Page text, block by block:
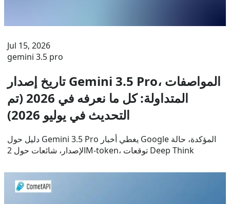
Jul 15, 2026
gemini 3.5 pro
تاريخ إصدار Gemini 3.5 Pro، المواصفات
المتداولة: كل ما نعرفه في 2026 (تم
التحديث في يوليو 2026)
دليل حول Gemini 3.5 Pro يغطي أخبار Google المؤكدة، حالة
الإصدار، شائعات حول 2M-token، توقعات Deep Think
Jul 8, 2026